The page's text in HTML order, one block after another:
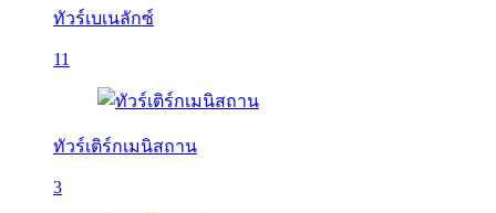
ทัวร์เบเนลักซ์
11
ทัวร์เติร์กเมนิสถาน
3